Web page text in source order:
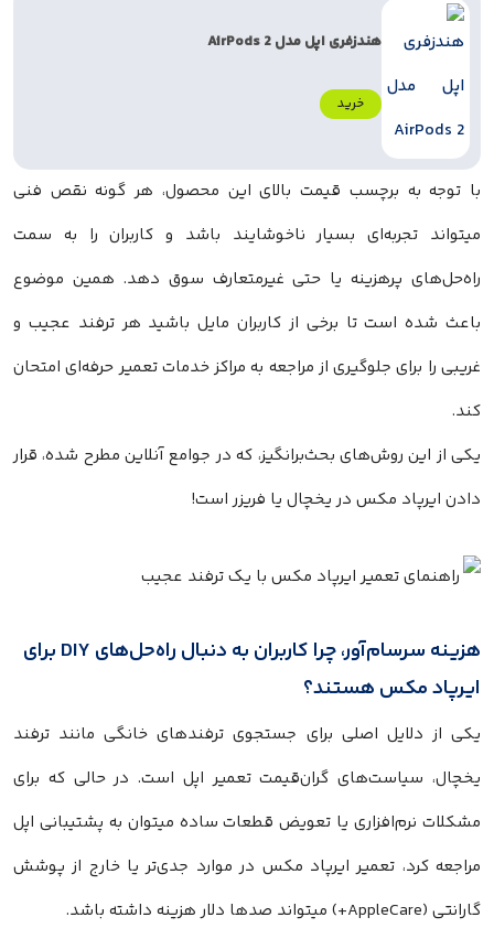
هندزفری اپل مدل AirPods 2
خرید
با توجه به برچسب قیمت بالای این محصول، هر گونه نقص فنی
میتواند تجربه‌ای بسیار ناخوشایند باشد و کاربران را به سمت
راه‌حل‌های پرهزینه یا حتی غیرمتعارف سوق دهد. همین موضوع
باعث شده است تا برخی از کاربران مایل باشید هر ترفند عجیب و
غریبی را برای جلوگیری از مراجعه به مراکز خدمات تعمیر حرفه‌ای امتحان
کند.
یکی از این روش‌های بحث‌برانگیز، که در جوامع آنلاین مطرح شده، قرار
دادن ایرپاد مکس در یخچال یا فریزر است!
هزینه سرسام‌آور، چرا کاربران به دنبال راه‌حل‌های DIY برای
ایرپاد مکس هستند؟
یکی از دلایل اصلی برای جستجوی ترفندهای خانگی مانند ترفند
یخچال، سیاست‌های گران‌قیمت تعمیر اپل است. در حالی که برای
مشکلات نرم‌افزاری یا تعویض قطعات ساده میتوان به پشتیبانی اپل
مراجعه کرد، تعمیر ایرپاد مکس در موارد جدی‌تر یا خارج از پوشش
گارانتی (AppleCare+) میتواند صدها دلار هزینه داشته باشد.